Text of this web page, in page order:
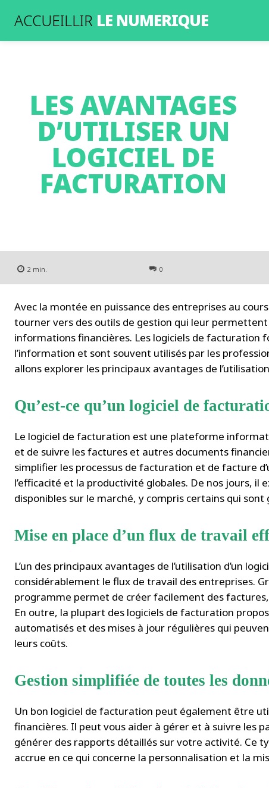
ACCUEILLIR LE NUMERIQUE
LES AVANTAGES
D’UTILISER UN
LOGICIEL DE
FACTURATION
2 min. 0
Avec la montée en puissance des entreprises au
tourner vers des outils de gestion qui leur
informations financières. Les logiciels de
l’information et sont souvent utilisés par les
allons explorer les principaux avantages de
Qu’est-ce qu’un logiciel de
Le logiciel de facturation est une plateforme
et de suivre les factures et autres documents
simplifier les processus de facturation et de facture
l’efficacité et la productivité globales. De nos jours,
disponibles sur le marché, y compris certains qui sont
Mise en place d’un flux de travail
L’un des principaux avantages de l’utilisation d’un
considérablement le flux de travail des entreprises.
programme permet de créer facilement des
En outre, la plupart des logiciels de facturation
automatisés et des mises à jour régulières qui
leurs coûts.
Gestion simplifiée de toutes les
Un bon logiciel de facturation peut également être
financières. Il peut vous aider à gérer et à suivre les
générer des rapports détaillés sur votre activité. Ce
accrue en ce qui concerne la personnalisation et la